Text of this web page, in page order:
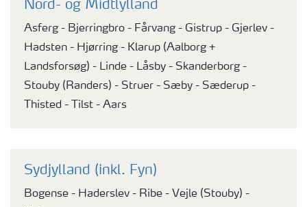
Nord- og Midtlylland
Asferg - Bjerringbro - Fårvang - Gistrup - Gjerlev -
Hadsten - Hjørring - Klarup (Aalborg +
Landsforsøg) - Linde - Låsby - Skanderborg -
Stouby (Randers) - Struer - Sæby - Sæderup -
Thisted - Tilst - Aars
Sydjylland (inkl. Fyn)
Bogense - Haderslev - Ribe - Vejle (Stouby) -